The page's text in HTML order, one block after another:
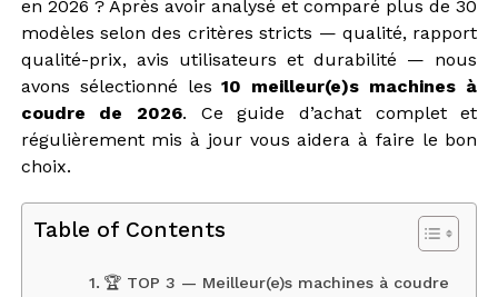
en 2026 ? Après avoir analysé et comparé plus de 30
modèles selon des critères stricts — qualité, rapport
qualité-prix, avis utilisateurs et durabilité — nous
avons sélectionné les10 meilleur(e)s machines à
coudre de 2026. Ce guide d’achat complet et
régulièrement mis à jour vous aidera à faire le bon
choix.
Table of Contents
🏆 TOP 3 — Meilleur(e)s machines à coudre